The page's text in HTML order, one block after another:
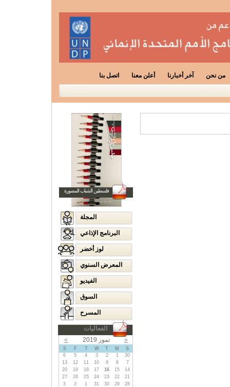
من نحن آخر أخبارنا أعلن معنا اتصل بنا
فلسطين الشباب المصورة
المجلة
البرنامج الإذاعي
لوز أخضر
المعرض السنوي
الفيديو
السوق
المسرح
الفعاليات
«
تموز 2019 »
S
M
T
W
T
F
S
30
1
2
3
4
5
6
7
8
9
10
11
12
13
14
15
16
17
18
19
20
21
22
23
24
25
26
27
28
29
30
31
1
2
3